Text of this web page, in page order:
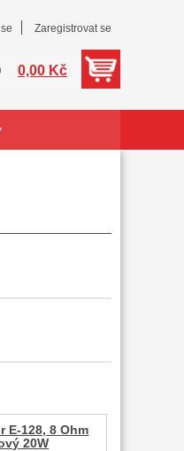
Zaregistrovat se
0,00 Kč
E-128, 8 Ohm
20W